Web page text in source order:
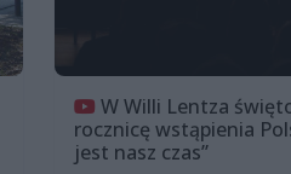
W Willi Lentza
rocznicę wstąpienia
jest nasz czas”